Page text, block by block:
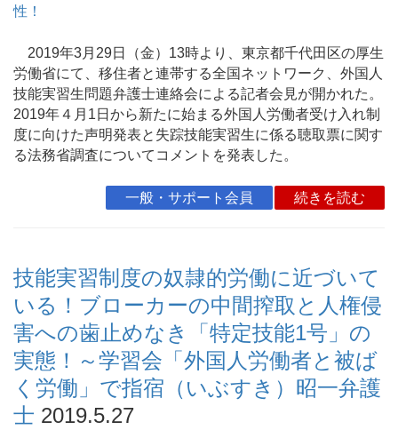
性！
2019年3月29日（金）13時より、東京都千代田区の厚生
労働省にて、移住者と連帯する全国ネットワーク、外国人
技能実習生問題弁護士連絡会による記者会見が開かれた。
2019年４月1日から新たに始まる外国人労働者受け入れ制
度に向けた声明発表と失踪技能実習生に係る聴取票に関す
る法務省調査についてコメントを発表した。
一般・サポート会員 続きを読む
技能実習制度の奴隷的労働に近づいて
いる！ブローカーの中間搾取と人権侵
害への歯止めなき「特定技能1号」の
実態！～学習会「外国人労働者と被ば
く労働」で指宿（いぶすき）昭一弁護
士 2019.5.27